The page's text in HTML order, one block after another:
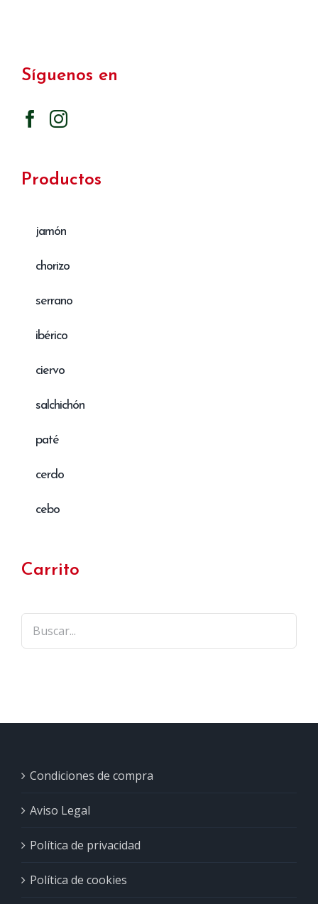
Síguenos en
Productos
jamón
chorizo
serrano
ibérico
ciervo
salchichón
paté
cerdo
cebo
Carrito
Condiciones de compra
Aviso Legal
Política de privacidad
Política de cookies